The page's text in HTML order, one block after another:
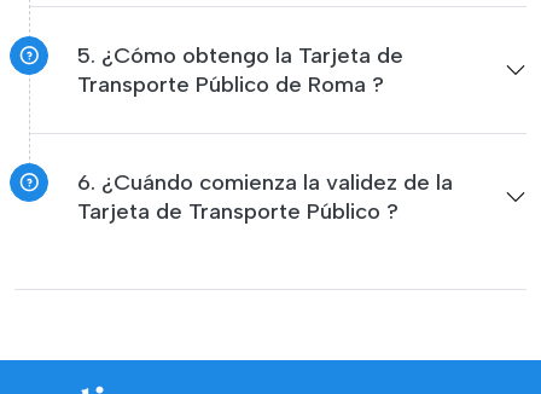
5. ¿Cómo obtengo la Tarjeta de
Transporte Público de Roma ?
6. ¿Cuándo comienza la validez de la
Tarjeta de Transporte Público ?